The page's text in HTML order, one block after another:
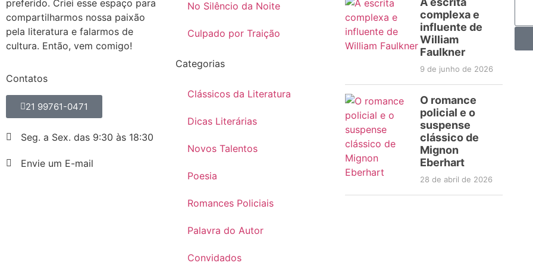
preferido. Criei esse espaço para
compartilharmos nossa paixão
pela literatura e falarmos de
cultura. Então, vem comigo!
Contatos
21 99761-0471
Seg. a Sex. das 9:30 às 18:30
Envie um E-mail
No Silêncio da Noite
Culpado por Traição
Categorias
Clássicos da Literatura
Dicas Literárias
Novos Talentos
Poesia
Romances Policiais
Palavra do Autor
Convidados
complexa e
influente de
William
Faulkner
9 de junho de 2026
O romance
policial e o
suspense
clássico de
Mignon
Eberhart
28 de abril de 2026